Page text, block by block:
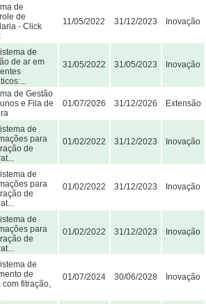
de
de
- Click
11/05/2022 31/12/2023 Inovação
de
de ar em
31/05/2022 31/05/2023 Inovação
de Gestão
e Fila de
01/07/2026 31/12/2026 Extensão
de
para
de
01/02/2022 31/12/2023 Inovação
de
para
de
01/02/2022 31/12/2023 Inovação
de
para
de
01/02/2022 31/12/2023 Inovação
de
de
com fitração,
01/07/2024 30/06/2028 Inovação